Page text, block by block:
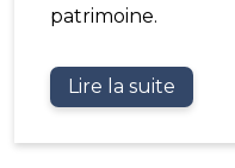
patrimoine.
Lire la suite